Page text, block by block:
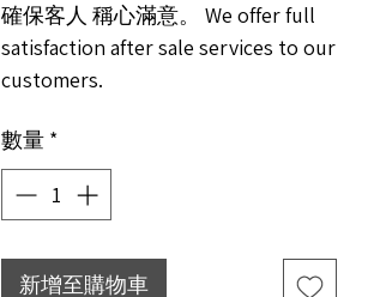
確保客人 稱心滿意。 We offer full
satisfaction after sale services to our
customers.
數量 *
新增至購物車